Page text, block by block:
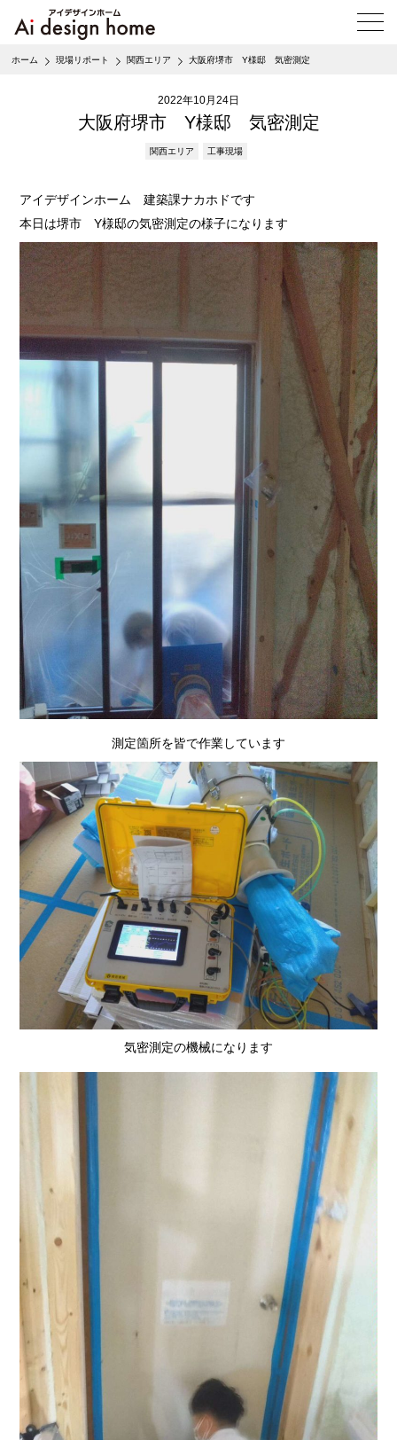
メ
ニ
ホーム 現場リポート 関西エリア 大阪府堺市 Y様邸 気密測定
2022年10月24日
大阪府堺市 Y様邸 気密測定
関西エリア 工事現場
アイデザインホーム 建築課ナカホドです
本日は堺市 Y様邸の気密測定の様子になります
測定箇所を皆で作業しています
気密測定の機械になります